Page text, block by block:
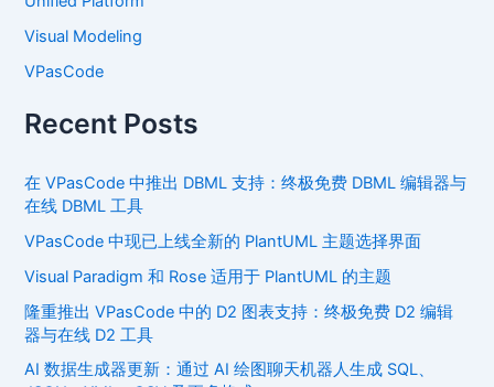
Visual Modeling
VPasCode
Recent Posts
在 VPasCode 中推出 DBML 支持：终极免费 DBML 编辑器与
在线 DBML 工具
VPasCode 中现已上线全新的 PlantUML 主题选择界面
Visual Paradigm 和 Rose 适用于 PlantUML 的主题
隆重推出 VPasCode 中的 D2 图表支持：终极免费 D2 编辑
器与在线 D2 工具
AI 数据生成器更新：通过 AI 绘图聊天机器人生成 SQL、